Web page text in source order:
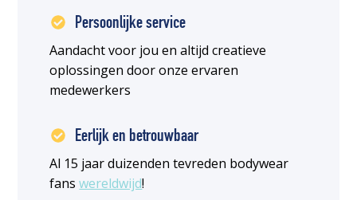
Persoonlijke service
Aandacht voor jou en altijd creatieve
oplossingen door onze ervaren
medewerkers
Eerlijk en betrouwbaar
Al 15 jaar duizenden tevreden bodywear
fanswereldwijd!